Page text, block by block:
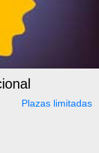
Plazas limitadas